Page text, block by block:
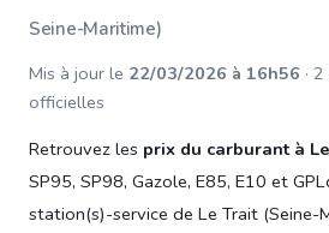
Seine-Maritime)
Mis à jour le 22/03/2026 à 16h56 ·
officielles
Retrouvez les prix du carburant à
SP95, SP98, Gazole, E85, E10 et
station(s)-service de Le Trait (Seine-